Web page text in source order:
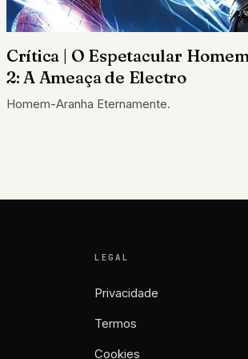
Crítica | O Espetacular
2: A Ameaça de Electro
Homem-Aranha Eternamente.
LEGAL
Privacidade
Termos
Cookies